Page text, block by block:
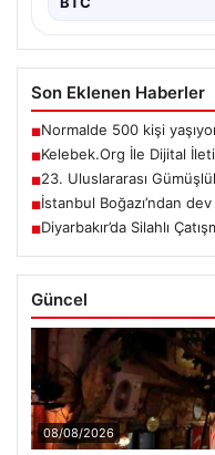
Son Eklenen Haberler
■Normalde 500 kişi
■Kelebek.Org İle Dijital
■23. Uluslararası
■İstanbul Boğazı’ndan
■Diyarbakır’da Silahlı
Güncel
08/08/2026